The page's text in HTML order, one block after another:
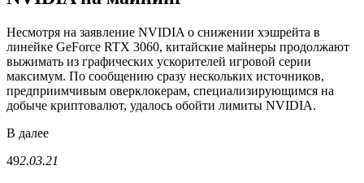
Несмотря на заявление NVIDIA о снижении хэшрейта в
линейке GeForce RTX 3060, китайские майнеры продолжают
выжимать из графических ускорителей игровой серии
максимум. По сообщению сразу нескольких источников,
предприимчивым оверклокерам, специализирующимся на
добыче криптовалют, удалось обойти лимиты NVIDIA.
В далее
492.03.21